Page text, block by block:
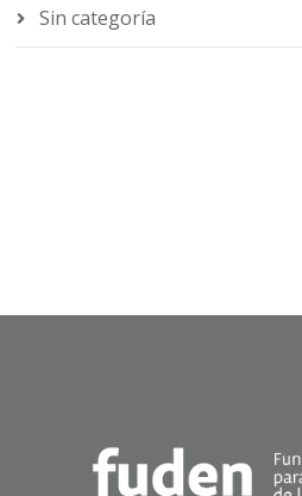
Sin categoría